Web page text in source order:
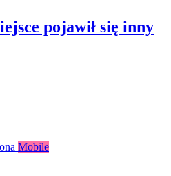
pojawił się inny
Mobile